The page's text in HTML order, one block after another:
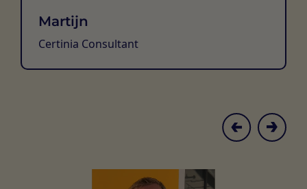
Martijn
Certinia Consultant